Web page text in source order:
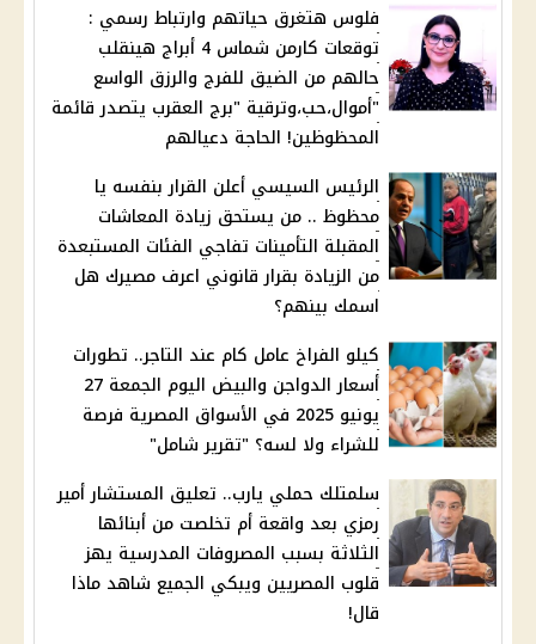
فلوس هتغرق حياتهم وارتباط رسمي :
توقعات كارمن شماس 4 أبراج هينقلب
حالهم من الضيق للفرج والرزق الواسع
"أموال،حب،وترقية "برج العقرب يتصدر قائمة
المحظوظين! الحاجة دعيالهم
الرئيس السيسي أعلن القرار بنفسه يا
محظوظ .. من يستحق زيادة المعاشات
المقبلة التأمينات تفاجي الفئات المستبعدة
من الزيادة بقرار قانوني اعرف مصيرك هل
اسمك بينهم؟
كيلو الفراخ عامل كام عند التاجر.. تطورات
أسعار الدواجن والبيض اليوم الجمعة 27
يونيو 2025 في الأسواق المصرية فرصة
للشراء ولا لسه؟ "تقرير شامل"
سلمتلك حملي يارب.. تعليق المستشار أمير
رمزي بعد واقعة أم تخلصت من أبنائها
الثلاثة بسبب المصروفات المدرسية يهز
قلوب المصريين ويبكي الجميع شاهد ماذا
قال!